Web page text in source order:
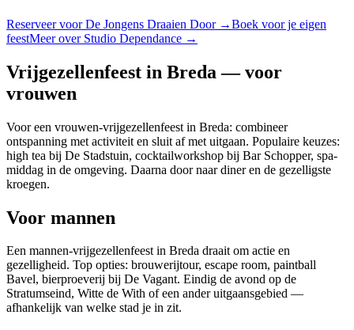
Reserveer voor De Jongens Draaien Door →Boek voor je eigen
feestMeer over Studio Dependance →
Vrijgezellenfeest in Breda — voor
vrouwen
Voor een vrouwen-vrijgezellenfeest in Breda: combineer
ontspanning met activiteit en sluit af met uitgaan. Populaire keuzes:
high tea bij De Stadstuin, cocktailworkshop bij Bar Schopper, spa-
middag in de omgeving. Daarna door naar diner en de gezelligste
kroegen.
Voor mannen
Een mannen-vrijgezellenfeest in Breda draait om actie en
gezelligheid. Top opties: brouwerijtour, escape room, paintball
Bavel, bierproeverij bij De Vagant. Eindig de avond op de
Stratumseind, Witte de With of een ander uitgaansgebied —
afhankelijk van welke stad je in zit.